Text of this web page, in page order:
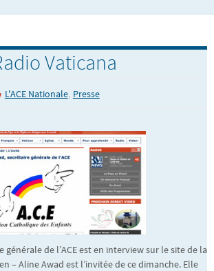
Vaticana
L'ACE Nationale, Presse
générale de l’ACE est en interview sur le site de la
– Aline Awad est l’invitée de ce dimanche. Elle